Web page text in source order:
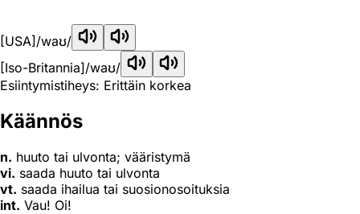
[USA] /waʊ/
[Iso-Britannia]/waʊ/
Esiintymistiheys: Erittäin korkea
Käännös
n. huuto tai ulvonta; vääristymä
vi. saada huuto tai ulvonta
vt. saada ihailua tai suosionosoituksia
int. Vau! Oi!